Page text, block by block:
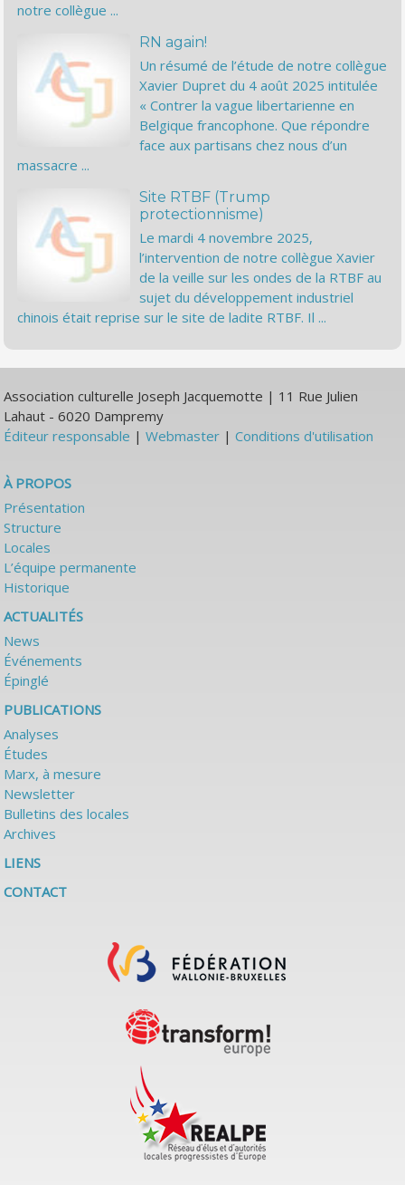
notre collègue ...
RN again!
Un résumé de l’étude de notre collègue
Xavier Dupret du 4 août 2025 intitulée
« Contrer la vague libertarienne en
Belgique francophone. Que répondre
face aux partisans chez nous d’un
massacre ...
Site RTBF (Trump
protectionnisme)
Le mardi 4 novembre 2025,
l’intervention de notre collègue Xavier
de la veille sur les ondes de la RTBF au
sujet du développement industriel
chinois était reprise sur le site de ladite RTBF. Il ...
Association culturelle Joseph Jacquemotte | 11 Rue Julien
Lahaut - 6020 Dampremy
Éditeur responsable |Webmaster |Conditions d'utilisation
À PROPOS
Présentation
Structure
Locales
L’équipe permanente
Historique
ACTUALITÉS
News
Événements
Épinglé
PUBLICATIONS
Analyses
Études
Marx, à mesure
Newsletter
Bulletins des locales
Archives
LIENS
CONTACT